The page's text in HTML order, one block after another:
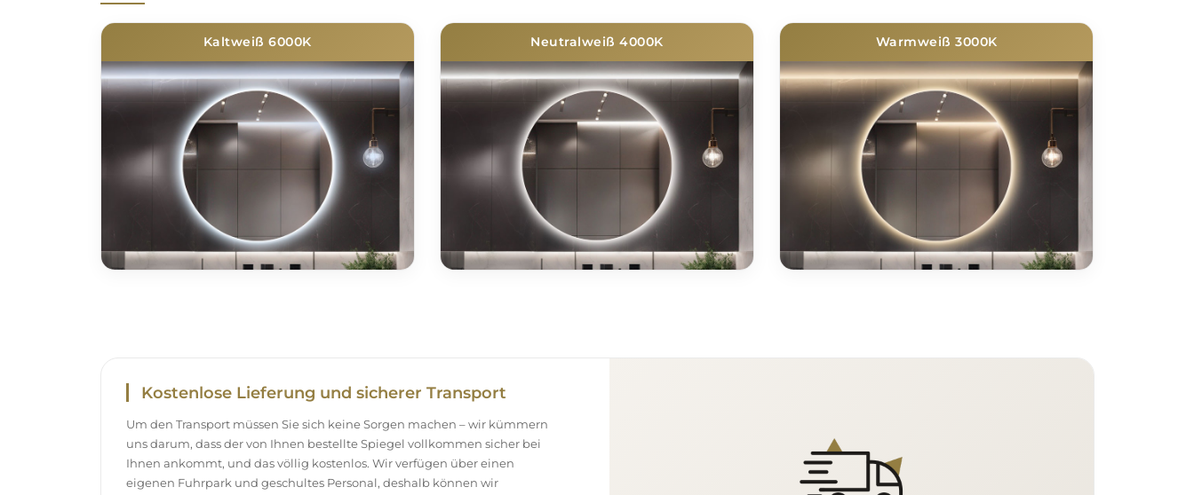
Kaltweiß 6000K Neutralweiß 4000K Warmweiß 3000K
Kostenlose Lieferung und sicherer Transport
Um den Transport müssen Sie sich keine Sorgen machen – wir kümmern
uns darum, dass der von Ihnen bestellte Spiegel vollkommen sicher bei
Ihnen ankommt, und das völlig kostenlos. Wir verfügen über einen
eigenen Fuhrpark und geschultes Personal, deshalb können wir